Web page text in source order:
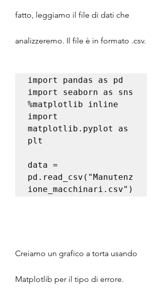
fatto, leggiamo il file di dati che
analizzeremo. Il file è in formato .csv.
import pandas as pd
import seaborn as sns
%matplotlib inline
import
matplotlib.pyplot as
plt
data =
pd.read_csv("Manutenz
Creiamo un grafico a torta usando
Matplotlib per il tipo di errore.